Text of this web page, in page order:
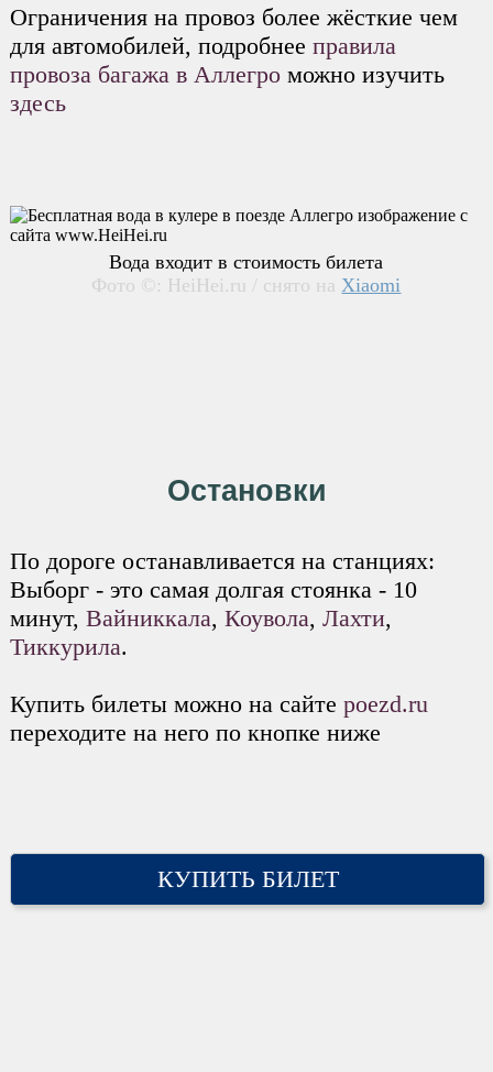
Ограничения на провоз более жёсткие чем
для автомобилей, подробнее правила
провоза багажа в Аллегро можно изучить
здесь
Вода входит в стоимость билета
Фото ©: HeiHei.ru / снято на Xiaomi
Остановки
По дороге останавливается на станциях:
Выборг - это самая долгая стоянка - 10
минут, Вайниккала, Коувола, Лахти,
Тиккурила.
Купить билеты можно на сайте poezd.ru
переходите на него по кнопке ниже
КУПИТЬ БИЛЕТ